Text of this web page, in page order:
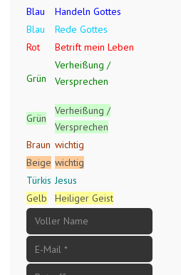
Blau
Handeln Gottes
Blau
Rede Gottes
Rot
Betrift mein Leben
Grün
Verheißung /
Versprechen
Grün
Verheißung /
Versprechen
Braun wichtig
Beige wichtig
Türkis Jesus
Gelb
Heiliger Geist